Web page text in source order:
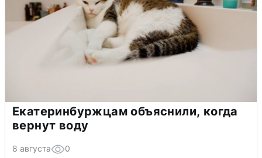
Екатеринбуржцам объяснили, когда
вернут воду
8 августа 0